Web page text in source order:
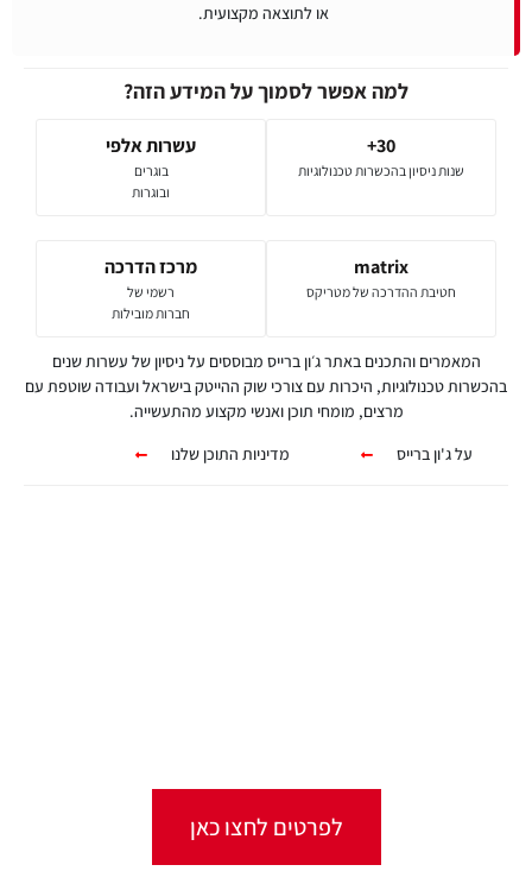
או לתוצאה מקצועית.
למה אפשר לסמוך על המידע הזה?
30+
שנות ניסיון בהכשרות טכנולוגיות
עשרות אלפי
בוגרים
ובוגרות
matrix
חטיבת ההדרכה של מטריקס
מרכז הדרכה
רשמי של
חברות מובילות
המאמרים והתכנים באתר ג׳ון ברייס מבוססים על ניסיון של עשרות שנים
בהכשרות טכנולוגיות, היכרות עם צורכי שוק ההייטק בישראל ועבודה שוטפת עם
מרצים, מומחי תוכן ואנשי מקצוע מהתעשייה.
על ג'ון ברייס
מדיניות התוכן שלנו
לפרטים לחצו כאן